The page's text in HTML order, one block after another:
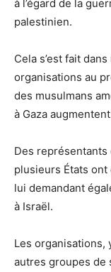
à l’égard de la
palestinien.
Cela s’est fait
organisations au
des musulmans
à Gaza
Des
plusieurs États
lui demandant
à Israël.
Les organisations,
autres groupes de